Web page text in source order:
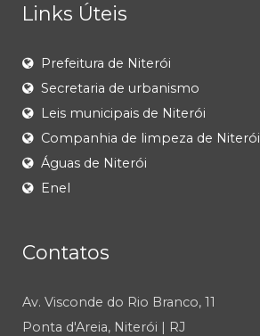
Links Úteis
Prefeitura de Niterói
Secretaria de urbanismo
Leis municipais de Niterói
Companhia de limpeza de Niterói
Águas de Niterói
Enel
Contatos
Av. Visconde do Rio Branco, 11
Ponta d'Areia, Niterói | RJ